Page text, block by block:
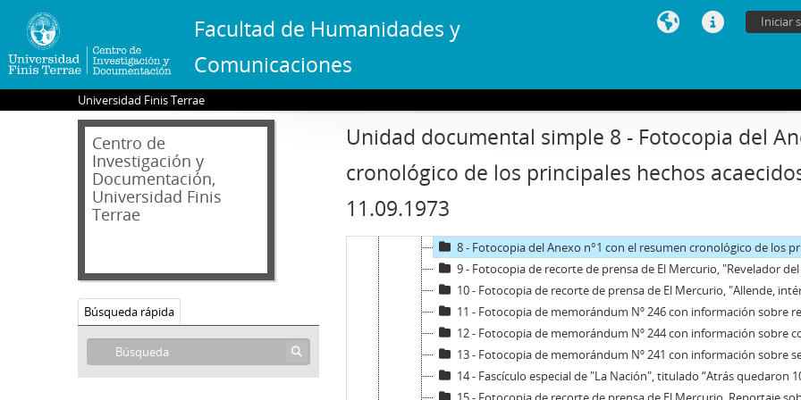
Facultad de Humanidades y
Comunicaciones
Iniciar
Universidad Finis Terrae
Centro de
Investigación y
Documentación,
Universidad Finis
Terrae
Búsqueda rápida
Unidad documental simple 8 - Fotocopia del
cronológico de los principales hechos
11.09.1973
SOJR - Sergio Onofre Jarpa Reyes
3 - Fotocopia de memorándum Nº 253 con datos sobre la detención de Álvaro Puga, antecedentes
4 - Fotocopia de informe especial sobre las condiciones del
5 - Fotocopia de memorándum Nº 256 con datos sobre la situación del país, el
8 - Fotocopia del Anexo n°1 con el resumen cronológico de los
9 - Fotocopia de recorte de prensa de El Mercurio, "Revelador
10 - Fotocopia de recorte de prensa de El Mercurio, "Allende,
11 - Fotocopia de memorándum Nº 246 con información sobre reajuste en
12 - Fotocopia de memorándum Nº 244 con información sobre
13 - Fotocopia de memorándum Nº 241 con información sobre servicio de investigaciones ante incidentes
14 - Fascículo especial de "La Nación", titulado “Atrás quedaron 1000 días de